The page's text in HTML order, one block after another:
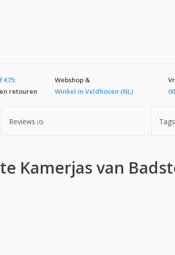
€75:
retouren
Webshop &
Winkel in Veldhoven (NL)
Reviews (0) Tags
Kamerjas van